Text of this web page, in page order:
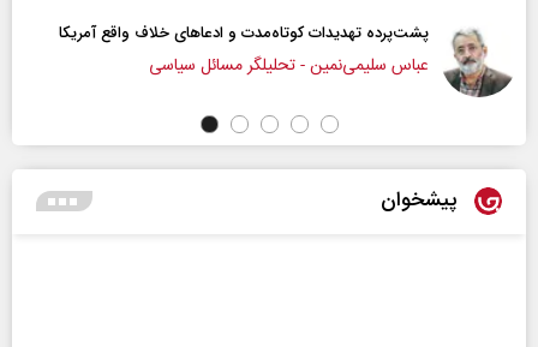
خلاف واقع آمریکا
سیاسی
اربعین نماد مقاومت در برابر
رحمت‌الله نوروزی - عضو
پیشخوان